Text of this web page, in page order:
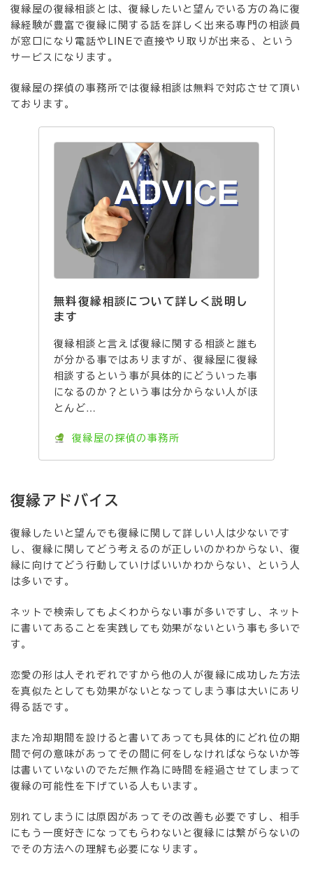
復縁屋の復縁相談とは、復縁したいと望んでいる方の為に復
縁経験が豊富で復縁に関する話を詳しく出来る専門の相談員
が窓口になり電話やLINEで直接やり取りが出来る、という
サービスになります。
復縁屋の探偵の事務所では復縁相談は無料で対応させて頂い
ております。
無料復縁相談について詳しく説明し
ます
復縁相談と言えば復縁に関する相談と誰も
が分かる事ではありますが、復縁屋に復縁
相談するという事が具体的にどういった事
になるのか？という事は分からない人がほ
とんど…
復縁屋の探偵の事務所
復縁アドバイス
復縁したいと望んでも復縁に関して詳しい人は少ないです
し、復縁に関してどう考えるのが正しいのかわからない、復
縁に向けてどう行動していけばいいかわからない、という人
は多いです。
ネットで検索してもよくわからない事が多いですし、ネット
に書いてあることを実践しても効果がないという事も多いで
す。
恋愛の形は人それぞれですから他の人が復縁に成功した方法
を真似たとしても効果がないとなってしまう事は大いにあり
得る話です。
また冷却期間を設けると書いてあっても具体的にどれ位の期
間で何の意味があってその間に何をしなければならないか等
は書いていないのでただ無作為に時間を経過させてしまって
復縁の可能性を下げている人もいます。
別れてしまうには原因があってその改善も必要ですし、相手
にもう一度好きになってもらわないと復縁には繋がらないの
でその方法への理解も必要になります。